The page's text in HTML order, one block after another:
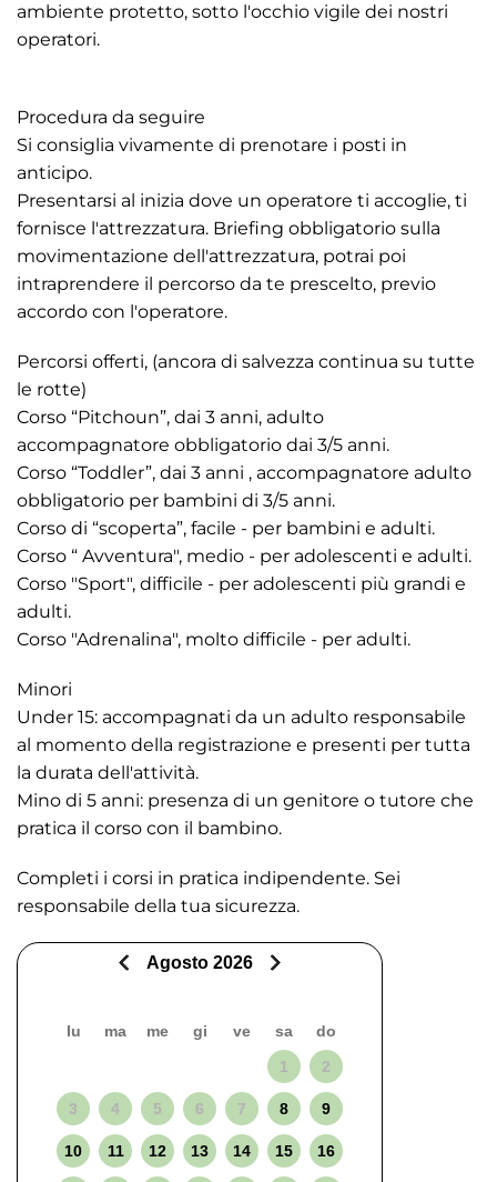
ambiente protetto, sotto l'occhio vigile dei nostri
operatori.
Procedura da seguire
Si consiglia vivamente di prenotare i posti in
anticipo.
Presentarsi al inizia dove un operatore ti accoglie, ti
fornisce l'attrezzatura. Briefing obbligatorio sulla
movimentazione dell'attrezzatura, potrai poi
intraprendere il percorso da te prescelto, previo
accordo con l'operatore.
Percorsi offerti, (ancora di salvezza continua su tutte
le rotte)
Corso “Pitchoun”, dai 3 anni, adulto
accompagnatore obbligatorio dai 3/5 anni.
Corso “Toddler”, dai 3 anni , accompagnatore adulto
obbligatorio per bambini di 3/5 anni.
Corso di “scoperta”, facile - per bambini e adulti.
Corso “ Avventura", medio - per adolescenti e adulti.
Corso "Sport", difficile - per adolescenti più grandi e
adulti.
Corso "Adrenalina", molto difficile - per adulti.
Minori
Under 15: accompagnati da un adulto responsabile
al momento della registrazione e presenti per tutta
la durata dell'attività.
Mino di 5 anni: presenza di un genitore o tutore che
pratica il corso con il bambino.
Completi i corsi in pratica indipendente. Sei
responsabile della tua sicurezza.
Agosto 2026
lu ma me gi ve sa
do
1
2
3 4 5 6 7 8 9
10 11 12 13 14 15 16